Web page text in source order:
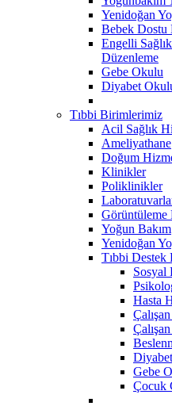
Yenidoğan
Bebek Dostu
Engelli
Düzenleme
Gebe Okulu
Diyabet
Tıbbi Birimlerimiz
Acil Sağlık
Ameliyathane
Doğum
Klinikler
Poliklinikler
Görüntüleme
Yoğun Bakım
Yenidoğan
Tıbbi Destek
Sosyal
Hasta
Gebe
Çocuk